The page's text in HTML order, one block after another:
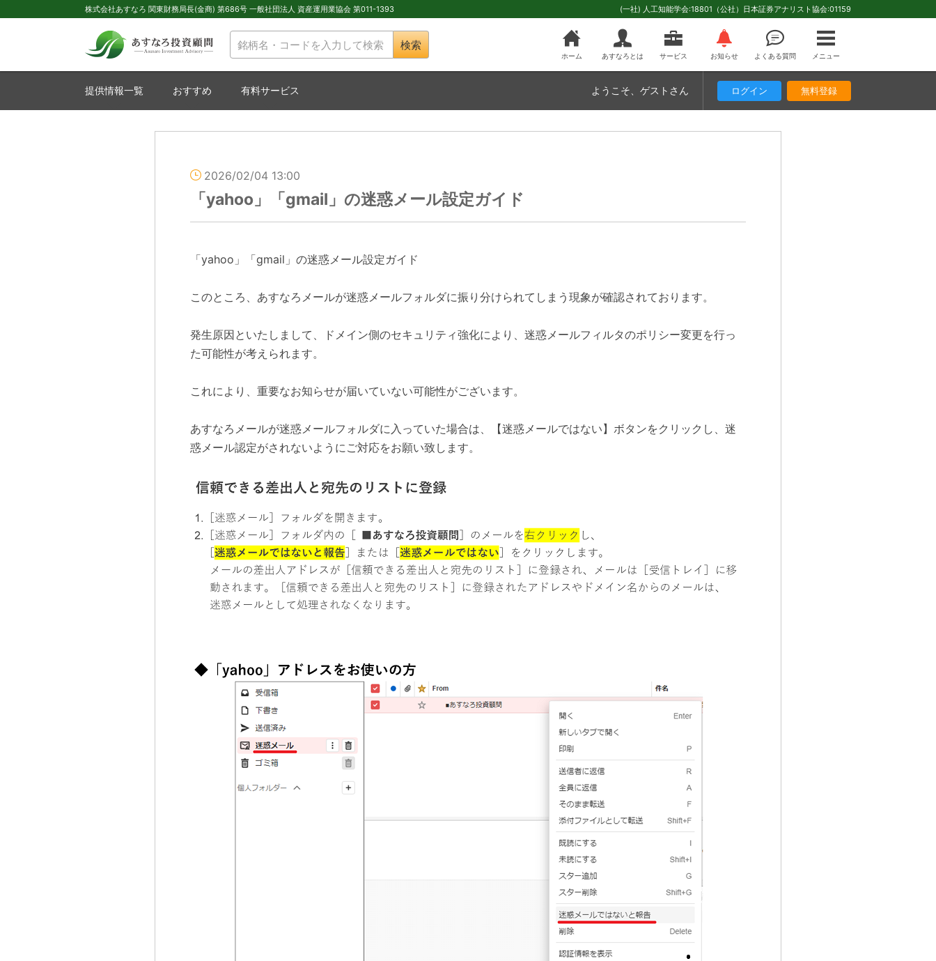
株式会社あすなろ 関東財務局長(金商) 第686号 一般社団法人 資産運用業協会 第011-1393 (一社) 人工知能学会:18801（公社）日本証券アナリスト協会:01159
検索
ホーム あすなろとは サービス お知らせ よくある質問 メニュー
提供情報一覧 おすすめ 有料サービス ようこそ 、ゲストさん ログイン 無料登録
2026/02/04 13:00
「yahoo」「gmail」の迷惑メール設定ガイド
「yahoo」「gmail」の迷惑メール設定ガイド
このところ、あすなろメールが迷惑メールフォルダに振り分けられてしまう現象が確認されております。
発生原因といたしまして、ドメイン側のセキュリティ強化により、迷惑メールフィルタのポリシー変更を行っ
た可能性が考えられます。
これにより、重要なお知らせが届いていない可能性がございます。
あすなろメールが迷惑メールフォルダに入っていた場合は、【迷惑メールではない】ボタンをクリックし、迷
惑メール認定がされないようにご対応をお願い致します。